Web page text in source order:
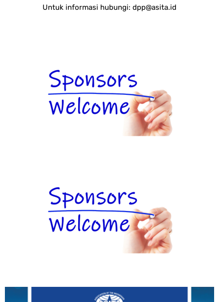
Untuk informasi hubungi: dpp@asita.id